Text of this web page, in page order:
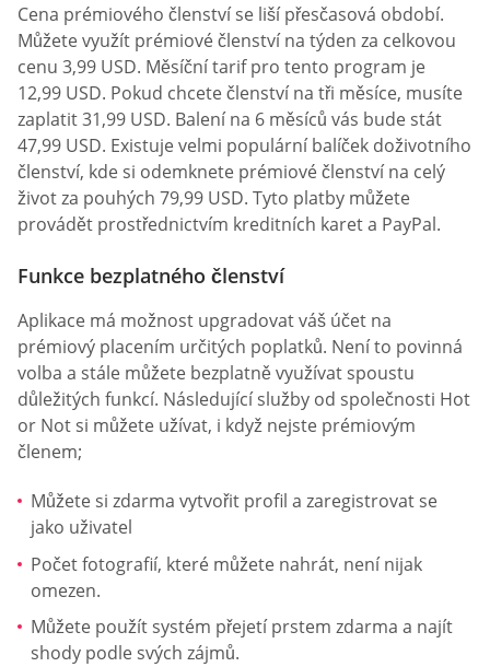
Cena prémiového členství se liší přesčasová období.
Můžete využít prémiové členství na týden za celkovou
cenu 3,99 USD. Měsíční tarif pro tento program je
12,99 USD. Pokud chcete členství na tři měsíce, musíte
zaplatit 31,99 USD. Balení na 6 měsíců vás bude stát
47,99 USD. Existuje velmi populární balíček doživotního
členství, kde si odemknete prémiové členství na celý
život za pouhých 79,99 USD. Tyto platby můžete
provádět prostřednictvím kreditních karet a PayPal.
Funkce bezplatného členství
Aplikace má možnost upgradovat váš účet na
prémiový placením určitých poplatků. Není to povinná
volba a stále můžete bezplatně využívat spoustu
důležitých funkcí. Následující služby od společnosti Hot
or Not si můžete užívat, i když nejste prémiovým
členem;
Můžete si zdarma vytvořit profil a zaregistrovat se
jako uživatel
Počet fotografií, které můžete nahrát, není nijak
omezen.
Můžete použít systém přejetí prstem zdarma a najít
shody podle svých zájmů.